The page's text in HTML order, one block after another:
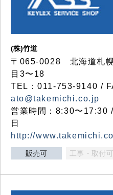
(株)竹道
〒065-0028 北海道札
目3〜18
TEL：011-753-9140 /
ato@takemichi.co.jp
営業時間：8:30〜17:30
日
http://
販売可 工事・取付可